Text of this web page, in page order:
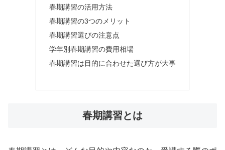
春期講習の活用方法
春期講習の3つのメリット
春期講習選びの注意点
学年別春期講習の費用相場
春期講習は目的に合わせた選び方が大事
春期講習とは